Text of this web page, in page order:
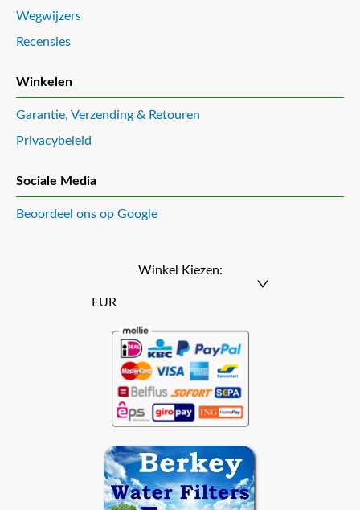
Wegwijzers
Recensies
Winkelen
Garantie, Verzending & Retouren
Privacybeleid
Sociale Media
Beoordeel ons op Google
Winkel Kiezen:
EUR